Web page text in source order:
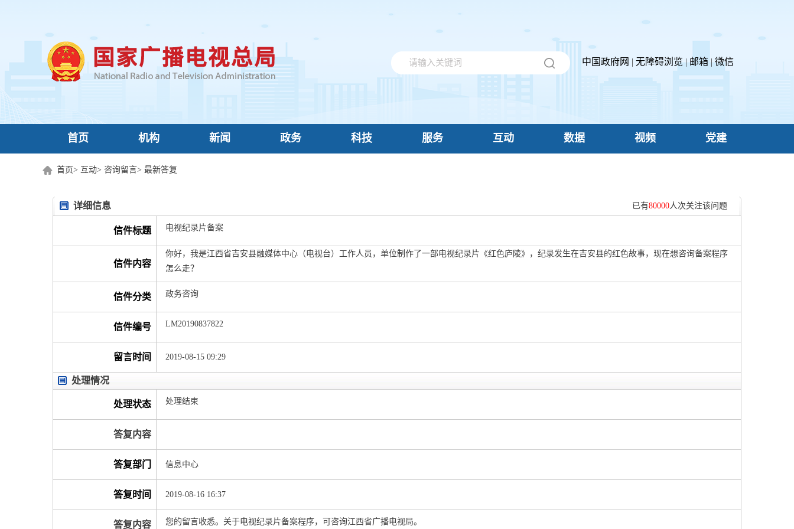
中国政府网 | 无障碍浏览|邮箱|微信
首页 机构 新闻 政务 科技 服务 互动 数据 视频 党建
首页> 互动> 咨询留言> 最新答复
详细信息 已有80000人次关注该问题
信件标题 电视纪录片备案
信件内容
你好，我是江西省吉安县融媒体中心（电视台）工作人员，单位制作了一部电视纪录片《红色庐陵》，纪录发生在吉安县的红色故事，现在想咨询备案程序
怎么走？
信件分类 政务咨询
信件编号 LM20190837822
留言时间 2019-08-15 09:29
处理情况
处理状态 处理结束
答复内容
答复部门 信息中心
答复时间 2019-08-16 16:37
答复内容 您的留言收悉。关于电视纪录片备案程序，可咨询江西省广播电视局。